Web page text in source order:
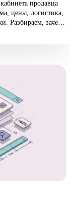
продавца
цены, логистика,
Разбираем, зачем